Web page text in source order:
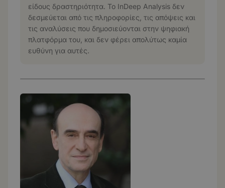
είδους δραστηριότητα. Το InDeep Analysis δεν
δεσμεύεται από τις πληροφορίες, τις απόψεις και
τις αναλύσεις που δημοσιεύονται στην ψηφιακή
πλατφόρμα του, και δεν φέρει απολύτως καμία
ευθύνη για αυτές.